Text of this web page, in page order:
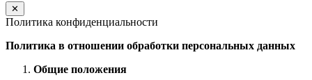
✕
Политика конфиденциальности
Политика в отношении обработки персональных данных
Общие положения